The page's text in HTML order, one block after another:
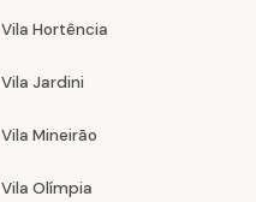
Vila Hortência
Vila Jardini
Vila Mineirão
Vila Olímpia